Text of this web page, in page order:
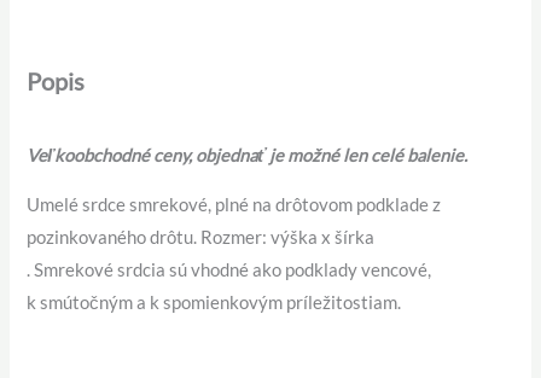
Popis
Veľkoobchodné ceny, objednať je možné len celé balenie.
Umelé srdce smrekové, plné na drôtovom podklade z
pozinkovaného drôtu. Rozmer: výška x šírka
. Smrekové srdcia sú vhodné ako podklady vencové,
k smútočným a k spomienkovým príležitostiam.